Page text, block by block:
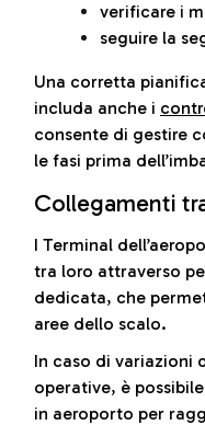
verificare i
seguire la
Una corretta
includa anche i
consente di gestire
le fasi prima
Collegamenti
I Terminal
tra loro attraverso
dedicata, che
aree dello scalo.
In caso di variazioni
operative, è
in aeroporto per